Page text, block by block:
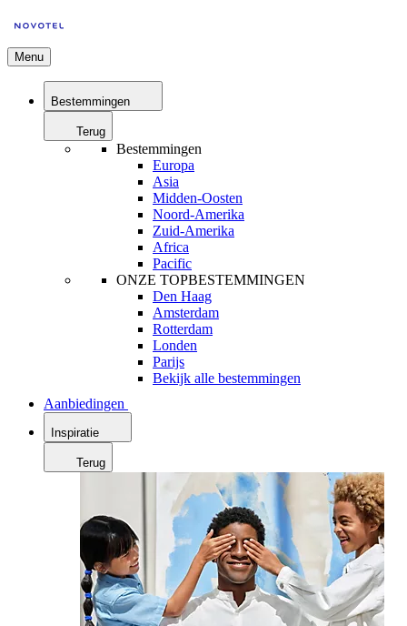
Menu
Bestemmingen
Terug
Bestemmingen
Europa
Asia
Midden-Oosten
Noord-Amerika
Zuid-Amerika
Africa
Pacific
ONZE TOPBESTEMMINGEN
Den Haag
Amsterdam
Rotterdam
Londen
Parijs
Bekijk alle bestemmingen
Aanbiedingen
Inspiratie
Terug